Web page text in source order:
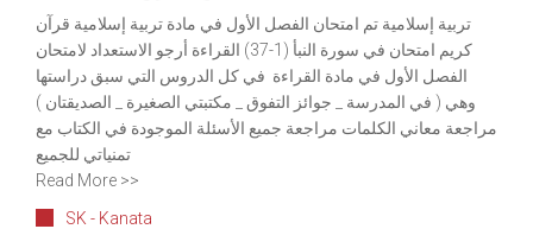
تربية إسلامية تم امتحان الفصل الأول في مادة تربية إسلامية قرآن
كريم امتحان في سورة النبأ (1-37) القراءة أرجو الاستعداد لامتحان
الفصل الأول في مادة القراءة في كل الدروس التي سبق دراستها
وهي ( في المدرسة _ جوائز التفوق _ مكتبتي الصغيرة _ الصديقتان )
مراجعة معاني الكلمات مراجعة جميع الأسئلة الموجودة في الكتاب مع
تمنياتي للجميع
Read More >>
SK - Kanata